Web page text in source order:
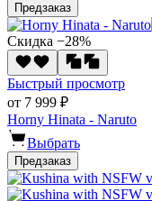
Предзаказ
Скидка −28%
Быстрый просмотр
от 7 999 ₽
Horny Hinata - Naruto
Выбрать
Предзаказ